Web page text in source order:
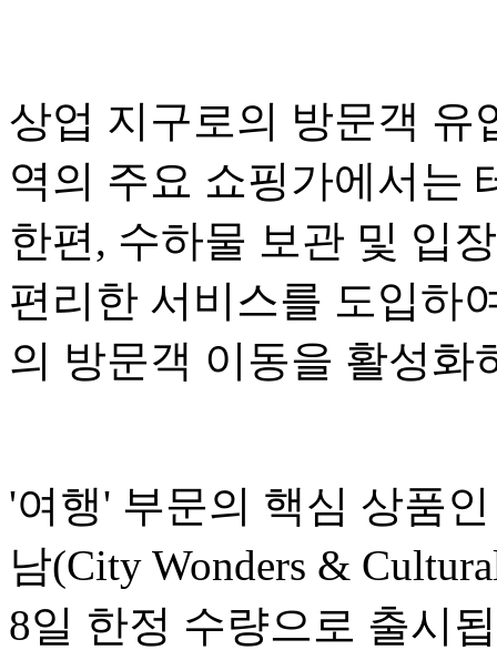
상업 지구로의 방문객 유
역의 주요 쇼핑가에서는
한편, 수하물 보관 및 입
편리한 서비스를 도입하
의 방문객 이동을 활성화
'여행' 부문의 핵심 상품
남(City Wonders &
8일 한정 수량으로 출시